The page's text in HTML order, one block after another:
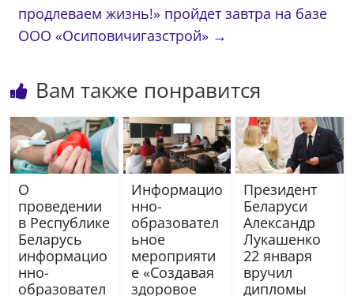
продлеваем жизнь!» пройдет завтра на базе
ООО «Осиповичигазстрой» →
Вам также понравится
О
проведении
в Республике
Беларусь
информацио
нно-
образовател
Информацио
нно-
образовател
ьное
мероприяти
е «Создавая
здоровое
Президент
Беларуси
Александр
Лукашенко
22 января
вручил
дипломы